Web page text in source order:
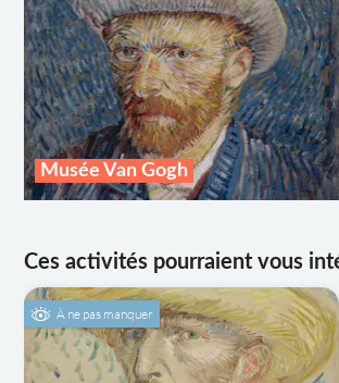
Musée Van Gogh
Ces activités pourraient vous
À ne pas manquer